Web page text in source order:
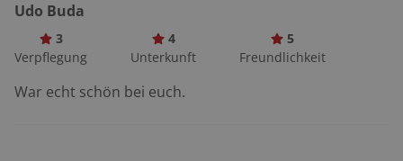
gastronomische Höhepunkt der Tour: der
Sormitzblick. Jana und Marc Dütthorn verwandelten
das ehemalige FDGB-Ferienheim in eine gemütliche
Biker-Herberge. Auf der Speisekarte stehen
Udo Buda
3
Verpflegung
4
Unterkunft
5
Freundlichkeit
War echt schön bei euch.